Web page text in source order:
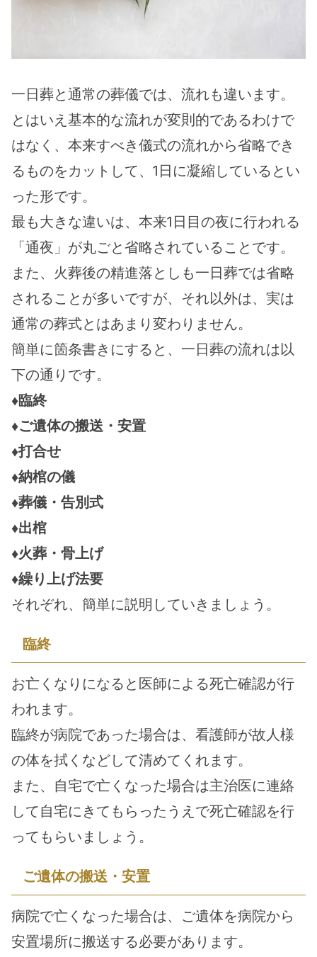
一日葬と通常の葬儀では、流れも違います。
とはいえ基本的な流れが変則的であるわけで
はなく、本来すべき儀式の流れから省略でき
るものをカットして、1日に凝縮しているとい
った形です。
最も大きな違いは、本来1日目の夜に行われる
「通夜」が丸ごと省略されていることです。
また、火葬後の精進落としも一日葬では省略
されることが多いですが、それ以外は、実は
通常の葬式とはあまり変わりません。
簡単に箇条書きにすると、一日葬の流れは以
下の通りです。
♦臨終
♦ご遺体の搬送・安置
♦打合せ
♦納棺の儀
♦葬儀・告別式
♦出棺
♦火葬・骨上げ
♦繰り上げ法要
それぞれ、簡単に説明していきましょう。
臨終
お亡くなりになると医師による死亡確認が行
われます。
臨終が病院であった場合は、看護師が故人様
の体を拭くなどして清めてくれます。
また、自宅で亡くなった場合は主治医に連絡
して自宅にきてもらったうえで死亡確認を行
ってもらいましょう。
ご遺体の搬送・安置
病院で亡くなった場合は、ご遺体を病院から
安置場所に搬送する必要があります。